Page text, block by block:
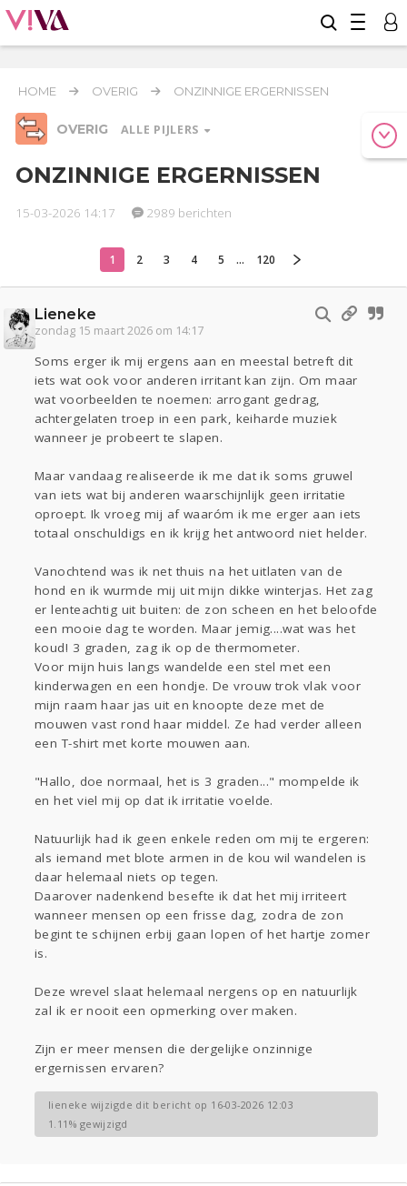
HOME OVERIG ONZINNIGE ERGERNISSEN
OVERIG ALLE PIJLERS
Relaties Werk & Studie Geld & Recht
Overig
Actueel
Lijf & Lijn
Kinderen
Digi
Zwanger
Psyche Thuis
Klussen
Sport
Contact Viva zoekt
Aangeboden
Doen
Lezen
ONZINNIGE ERGERNISSEN
15-03-2026 14:17 2989 berichten
1 2 3 4 5 ... 120
Lieneke
zondag 15 maart 2026 om 14:17
Soms erger ik mij ergens aan en meestal betreft dit
iets wat ook voor anderen irritant kan zijn. Om maar
wat voorbeelden te noemen: arrogant gedrag,
achtergelaten troep in een park, keiharde muziek
wanneer je probeert te slapen.
Maar vandaag realiseerde ik me dat ik soms gruwel
van iets wat bij anderen waarschijnlijk geen irritatie
oproept. Ik vroeg mij af waaróm ik me erger aan iets
totaal onschuldigs en ik krijg het antwoord niet helder.
Vanochtend was ik net thuis na het uitlaten van de
hond en ik wurmde mij uit mijn dikke winterjas. Het zag
er lenteachtig uit buiten: de zon scheen en het beloofde
een mooie dag te worden. Maar jemig....wat was het
koud! 3 graden, zag ik op de thermometer.
Voor mijn huis langs wandelde een stel met een
kinderwagen en een hondje. De vrouw trok vlak voor
mijn raam haar jas uit en knoopte deze met de
mouwen vast rond haar middel. Ze had verder alleen
een T-shirt met korte mouwen aan.
"Hallo, doe normaal, het is 3 graden..." mompelde ik
en het viel mij op dat ik irritatie voelde.
Natuurlijk had ik geen enkele reden om mij te ergeren:
als iemand met blote armen in de kou wil wandelen is
daar helemaal niets op tegen.
Daarover nadenkend besefte ik dat het mij irriteert
wanneer mensen op een frisse dag, zodra de zon
begint te schijnen erbij gaan lopen of het hartje zomer
is.
Deze wrevel slaat helemaal nergens op en natuurlijk
zal ik er nooit een opmerking over maken.
Zijn er meer mensen die dergelijke onzinnige
ergernissen ervaren?
lieneke wijzigde dit bericht op 16-03-2026 12:03
1.11% gewijzigd